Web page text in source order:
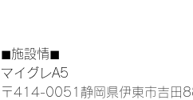
◼︎施設情◼︎
マイグレA5
〒414-0051静岡県伊東市吉田